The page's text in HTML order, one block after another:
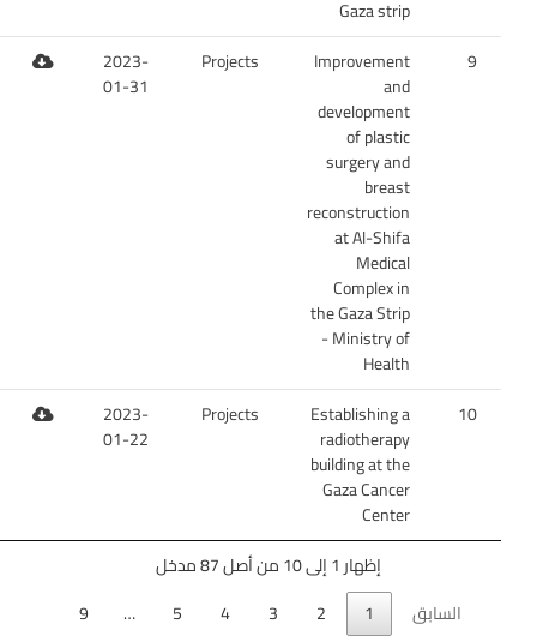
Gaza strip
9
Improvement
and
development
of plastic
surgery and
breast
reconstruction
at Al-Shifa
Medical
Complex in
the Gaza Strip
- Ministry of
Health
Projects
2023-
01-31
10
Establishing a
radiotherapy
building at the
Gaza Cancer
Center
Projects
2023-
01-22
إظهار 1 إلى 10 من أصل 87 مدخل
السابق
1
2
3
4
5
…
9